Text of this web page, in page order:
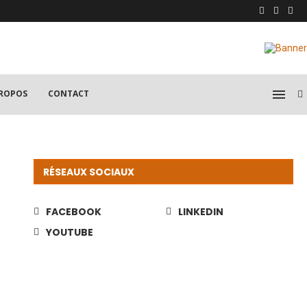
CONTACT
RÉSEAUX SOCIAUX
FACEBOOK
LINKEDIN
YOUTUBE